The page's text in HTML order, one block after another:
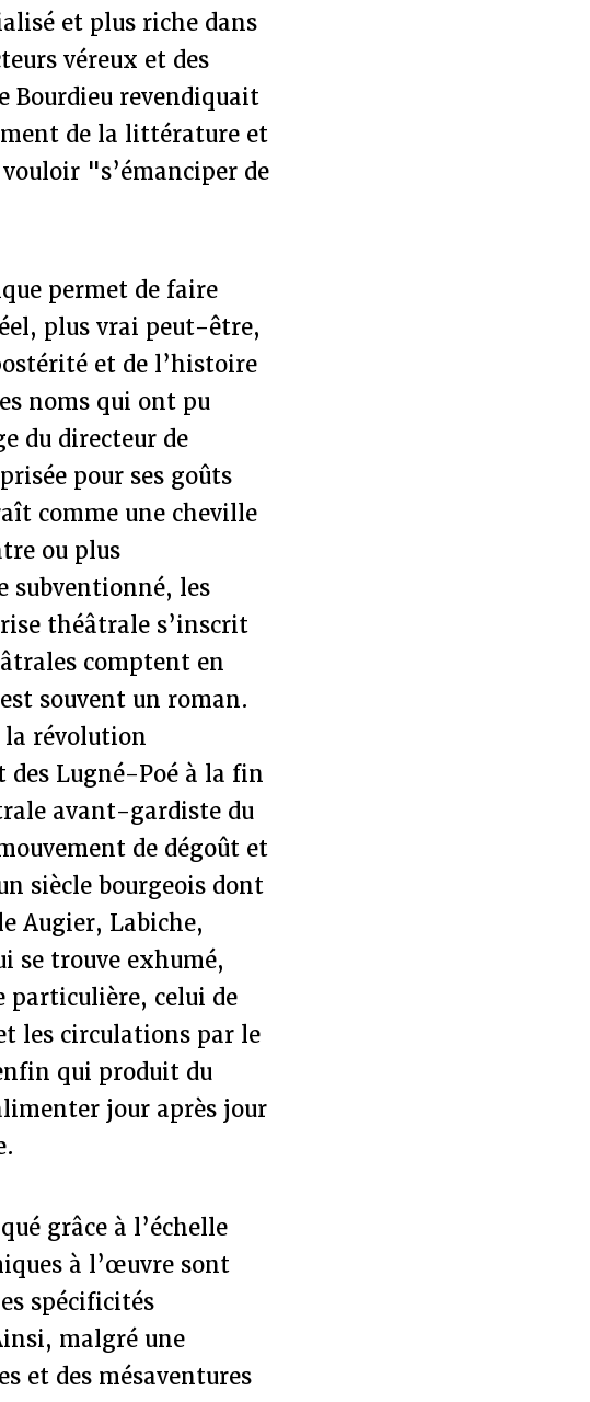
et plus riche dans
véreux et des
Bourdieu revendiquait
de la littérature et
"s’émanciper de
permet de faire
plus vrai peut-être,
et de l’histoire
noms qui ont pu
du directeur de
pour ses goûts
comme une cheville
ou plus
subventionné, les
théâtrale s’inscrit
comptent en
souvent un roman.
la révolution
Lugné-Poé à la fin
avant-gardiste du
de dégoût et
siècle bourgeois dont
Augier, Labiche,
se trouve exhumé,
particulière, celui de
les circulations par le
qui produit du
jour après jour
grâce à l’échelle
à l’œuvre sont
spécificités
malgré une
et des mésaventures